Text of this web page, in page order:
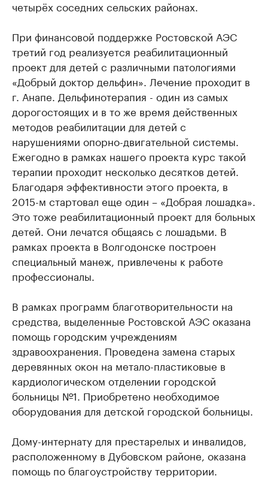
четырёх соседних сельских районах.
При финансовой поддержке Ростовской АЭС
третий год реализуется реабилитационный
проект для детей с различными патологиями
«Добрый доктор дельфин». Лечение проходит в
г. Анапе. Дельфинотерапия - один из самых
дорогостоящих и в то же время действенных
методов реабилитации для детей с
нарушениями опорно-двигательной системы.
Ежегодно в рамках нашего проекта курс такой
терапии проходит несколько десятков детей.
Благодаря эффективности этого проекта, в
2015-м стартовал еще один – «Добрая лошадка».
Это тоже реабилитационный проект для больных
детей. Они лечатся общаясь с лошадьми. В
рамках проекта в Волгодонске построен
специальный манеж, привлечены к работе
профессионалы.
В рамках программ благотворительности на
средства, выделенные Ростовской АЭС оказана
помощь городским учреждениям
здравоохранения. Проведена замена старых
деревянных окон на метало-пластиковые в
кардиологическом отделении городской
больницы №1. Приобретено необходимое
оборудования для детской городской больницы.
Дому-интернату для престарелых и инвалидов,
расположенному в Дубовском районе, оказана
помощь по благоустройству территории.